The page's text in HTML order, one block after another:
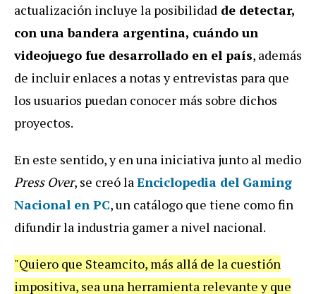
actualización incluye la posibilidad de detectar,
con una bandera argentina, cuándo un
videojuego fue desarrollado en el país, además
de incluir enlaces a notas y entrevistas para que
los usuarios puedan conocer más sobre dichos
proyectos.
En este sentido, y en una iniciativa junto al medio
Press Over, se creó laEnciclopedia del Gaming
Nacional en PC, un catálogo que tiene como fin
difundir la industria gamer a nivel nacional.
"Quiero que Steamcito, más allá de la cuestión
impositiva, sea una herramienta relevante y que